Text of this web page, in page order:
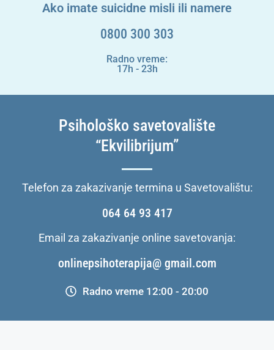
Ako imate suicidne misli ili namere
0800 300 303
Radno vreme:
17h - 23h
Psihološko savetovalište
“Ekvilibrijum”
Telefon za zakazivanje termina u Savetovalištu:
064 64 93 417
Email za zakazivanje online savetovanja:
onlinepsihoterapija@ gmail.com
Radno vreme 12:00 - 20:00